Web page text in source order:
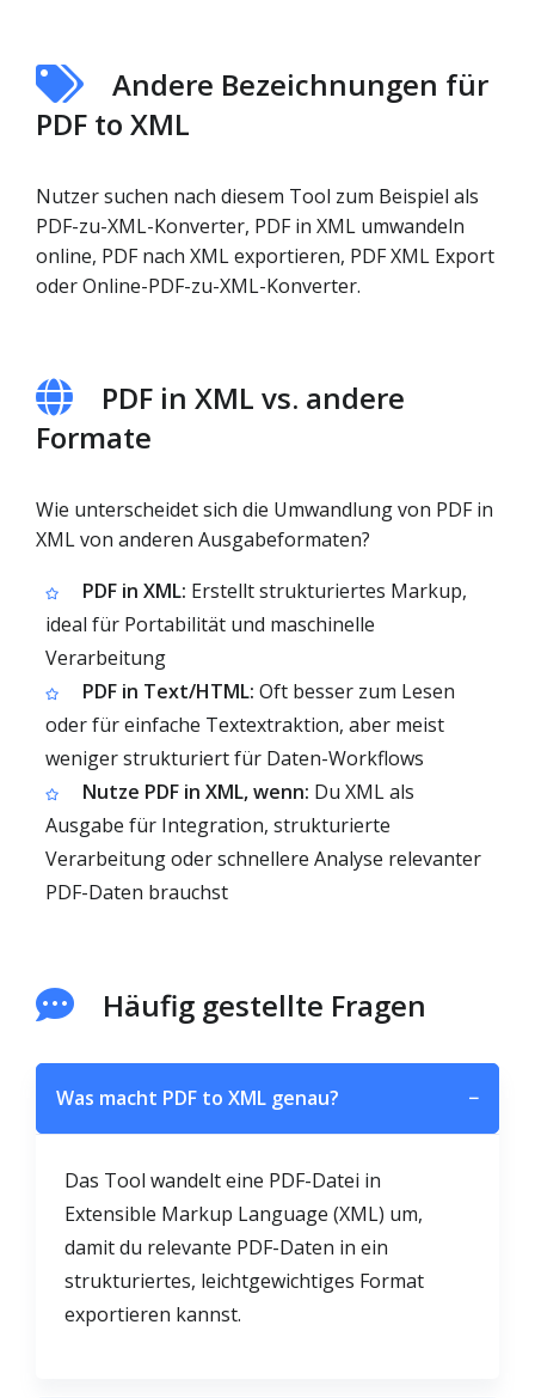
Andere Bezeichnungen für
PDF to XML
Nutzer suchen nach diesem Tool zum Beispiel als
PDF-zu-XML-Konverter, PDF in XML umwandeln
online, PDF nach XML exportieren, PDF XML Export
oder Online-PDF-zu-XML-Konverter.
PDF in XML vs. andere
Formate
Wie unterscheidet sich die Umwandlung von PDF in
XML von anderen Ausgabeformaten?
PDF in XML: Erstellt strukturiertes Markup,
ideal für Portabilität und maschinelle
Verarbeitung
PDF in Text/HTML: Oft besser zum Lesen
oder für einfache Textextraktion, aber meist
weniger strukturiert für Daten-Workflows
Nutze PDF in XML, wenn: Du XML als
Ausgabe für Integration, strukturierte
Verarbeitung oder schnellere Analyse relevanter
PDF-Daten brauchst
Häufig gestellte Fragen
Was macht PDF to XML genau? −
Das Tool wandelt eine PDF-Datei in
Extensible Markup Language (XML) um,
damit du relevante PDF-Daten in ein
strukturiertes, leichtgewichtiges Format
exportieren kannst.